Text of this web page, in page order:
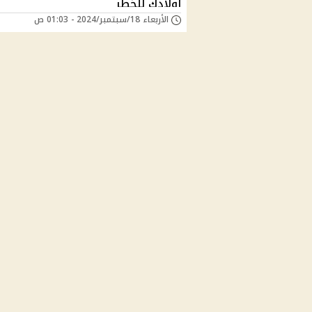
الأربعاء 18/سبتمبر/2024 - 01:03 ص